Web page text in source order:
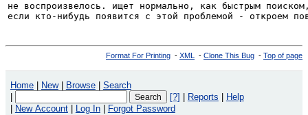
не воспроизвелось. ищет нормально, как быстрым
если кто-нибудь появится с этой проблемой - откроем
Format For Printing - XML - Clone This Bug - Top of page
Home New Browse
Search
[?] Reports
Help
New Account Log In Forgot Password